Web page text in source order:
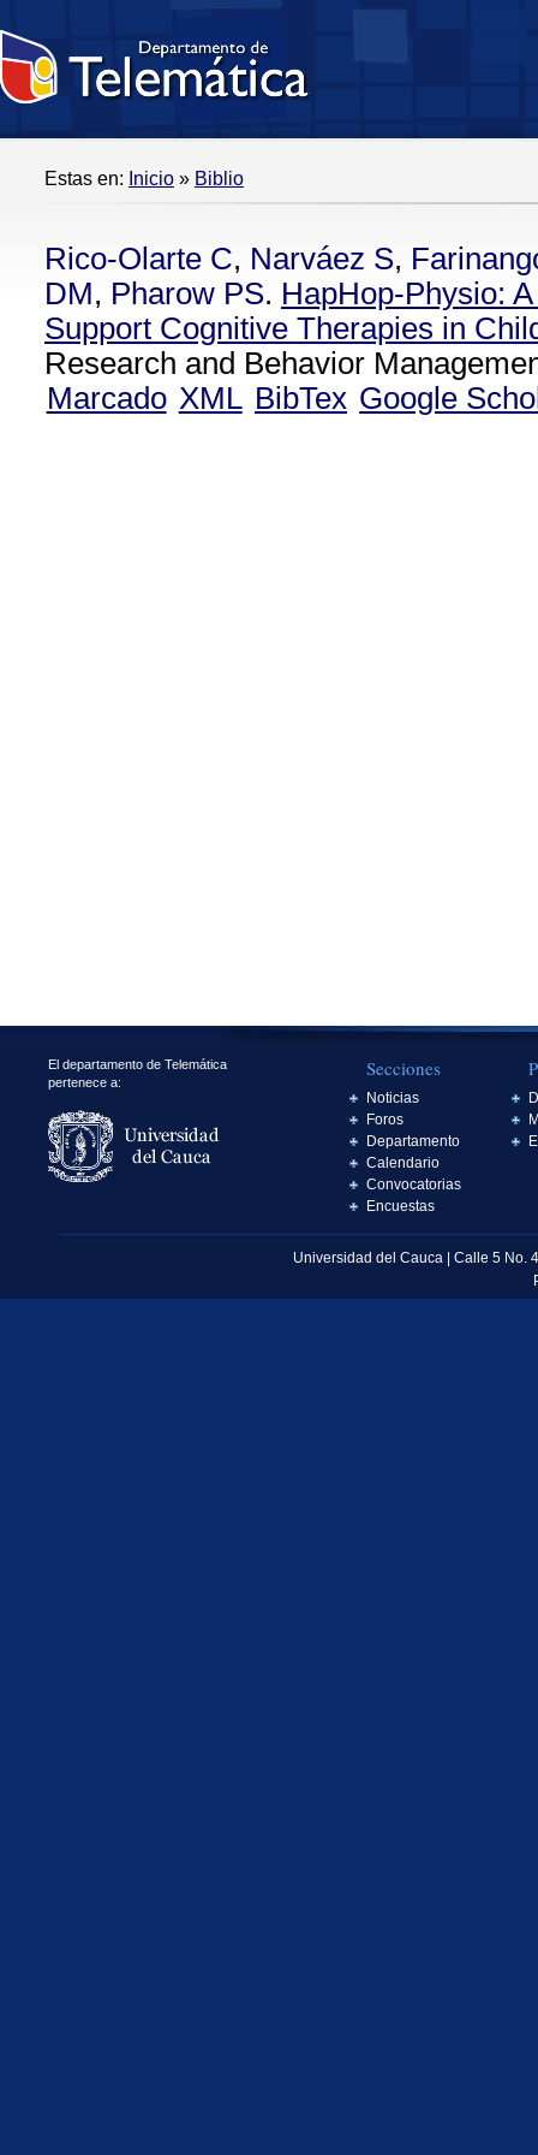
Estas en: Inicio » Biblio
Rico-Olarte C, Narváez S,
DM, Pharow PS. HapHop-Physio:
Support Cognitive Therapies in
Research and Behavior
Marcado XML BibTex Google
El departamento de Telemática
pertenece a:
Secciones
Noticias
Foros
Departamento
Calendario
Convocatorias
Encuestas
Universidad del Cauca | Calle 5 No.